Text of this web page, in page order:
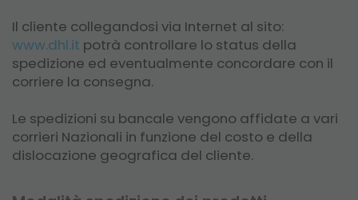
Il cliente collegandosi via Internet al sito:
www.dhl.it potrà controllare lo status della
spedizione ed eventualmente concordare con il
corriere la consegna.
Le spedizioni su bancale vengono affidate a vari
corrieri Nazionali in funzione del costo e della
dislocazione geografica del cliente.